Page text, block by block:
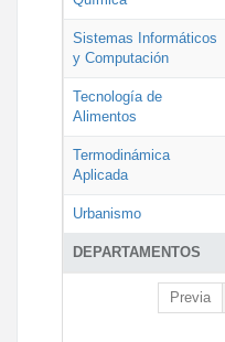
DEPARTAMENTOS
Sistemas Informáticos
y Computación
Tecnología de
Alimentos
Termodinámica
Aplicada
Urbanismo
Previa